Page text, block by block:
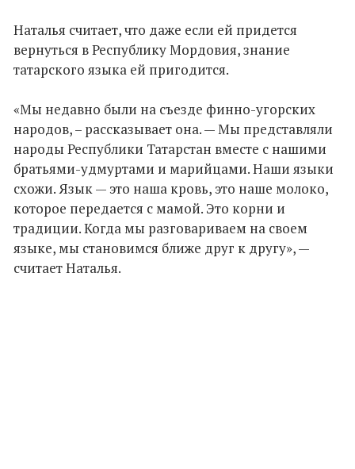
Наталья считает, что даже если ей придется
вернуться в Республику Мордовия, знание
татарского языка ей пригодится.
«Мы недавно были на съезде финно-угорских
народов, – рассказывает она. — Мы представляли
народы Республики Татарстан вместе с нашими
братьями-удмуртами и марийцами. Наши языки
схожи. Язык — это наша кровь, это наше молоко,
которое передается с мамой. Это корни и
традиции. Когда мы разговариваем на своем
языке, мы становимся ближе друг к другу», —
считает Наталья.